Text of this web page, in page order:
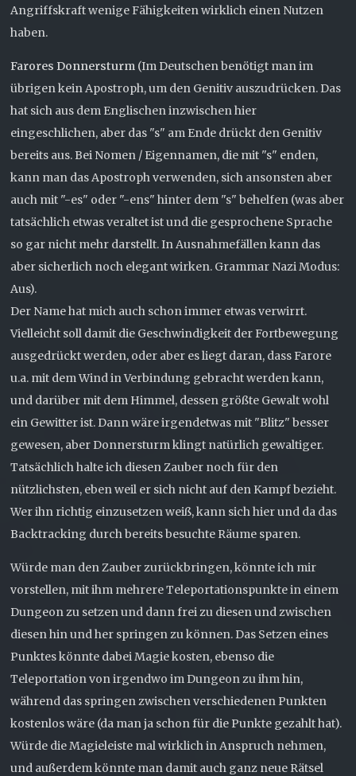
Angriffskraft wenige Fähigkeiten wirklich einen Nutzen
haben.
Farores Donnersturm (Im Deutschen benötigt man im
übrigen kein Apostroph, um den Genitiv auszudrücken. Das
hat sich aus dem Englischen inzwischen hier
eingeschlichen, aber das "s" am Ende drückt den Genitiv
bereits aus. Bei Nomen / Eigennamen, die mit "s" enden,
kann man das Apostroph verwenden, sich ansonsten aber
auch mit "-es" oder "-ens" hinter dem "s" behelfen (was aber
tatsächlich etwas veraltet ist und die gesprochene Sprache
so gar nicht mehr darstellt. In Ausnahmefällen kann das
aber sicherlich noch elegant wirken. Grammar Nazi Modus:
Aus).
Der Name hat mich auch schon immer etwas verwirrt.
Vielleicht soll damit die Geschwindigkeit der Fortbewegung
ausgedrückt werden, oder aber es liegt daran, dass Farore
u.a. mit dem Wind in Verbindung gebracht werden kann,
und darüber mit dem Himmel, dessen größte Gewalt wohl
ein Gewitter ist. Dann wäre irgendetwas mit "Blitz" besser
gewesen, aber Donnersturm klingt natürlich gewaltiger.
Tatsächlich halte ich diesen Zauber noch für den
nützlichsten, eben weil er sich nicht auf den Kampf bezieht.
Wer ihn richtig einzusetzen weiß, kann sich hier und da das
Backtracking durch bereits besuchte Räume sparen.
Würde man den Zauber zurückbringen, könnte ich mir
vorstellen, mit ihm mehrere Teleportationspunkte in einem
Dungeon zu setzen und dann frei zu diesen und zwischen
diesen hin und her springen zu können. Das Setzen eines
Punktes könnte dabei Magie kosten, ebenso die
Teleportation von irgendwo im Dungeon zu ihm hin,
während das springen zwischen verschiedenen Punkten
kostenlos wäre (da man ja schon für die Punkte gezahlt hat).
Würde die Magieleiste mal wirklich in Anspruch nehmen,
und außerdem könnte man damit auch ganz neue Rätsel